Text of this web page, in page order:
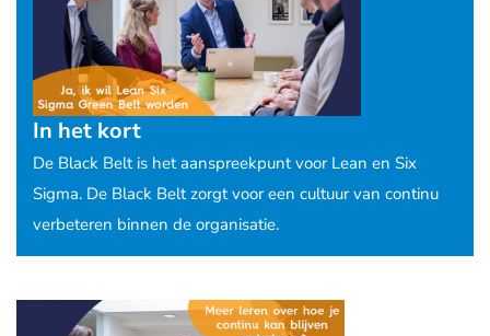
In het kort
De Black Belt is het aanspreekpunt voor Lean en Six
Sigma. De Black Belt zorgt voor een cultuur van continu
verbeteren binnen de organisatie.